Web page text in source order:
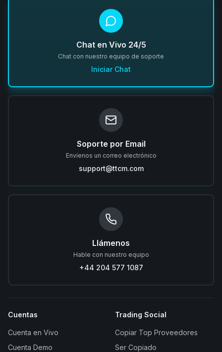
Chat en Vivo 24/5
Chat con nuestro equipo de soporte
Iniciar Chat
Soporte por Email
Envíenos un correo electrónico
support@ttcm.com
Llámenos
Hable con nuestro equipo
+44 204 577 1087
Cuentas
Cuenta en Vivo
Cuenta Demo
Trading Social
Copiar Top Proveedores
Ser Copiado